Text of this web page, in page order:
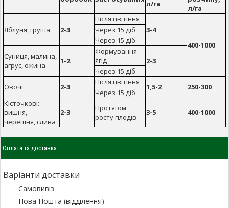
л/га
л/га
Яблуня, груша 2-3
Після цвітіння
3-4
400-1000
Через 15 діб
Через 15 діб
Суниця, малина,
агрус, ожина
1-2
Формування
ягід
2-3
Через 15 діб
Овочі
2-3
Після цвітіння
1,5-2 250-300
Через 15 діб
Кісточкові:
вишня,
черешня, слива
2-3
Протягом
росту плодів
3-5 400-1000
Оплата та доставка
Варіанти доставки
Самовивіз
Нова Пошта (відділення)